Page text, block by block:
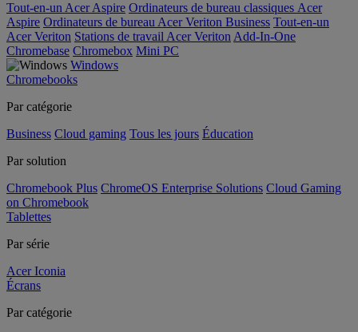
Tout-en-un Acer Aspire Ordinateurs de bureau classiques Acer
Aspire Ordinateurs de bureau Acer Veriton Business Tout-en-un
Acer Veriton Stations de travail Acer Veriton Add-In-One
Chromebase Chromebox Mini PC
Windows
Chromebooks
Par catégorie
Business Cloud gaming Tous les jours Éducation
Par solution
Chromebook Plus ChromeOS Enterprise Solutions Cloud Gaming
on Chromebook
Tablettes
Par série
Acer Iconia
Écrans
Par catégorie